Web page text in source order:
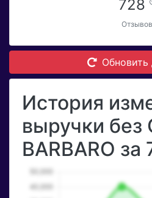
728
Отзывов
Обновить
История
выручки
BARBARO за